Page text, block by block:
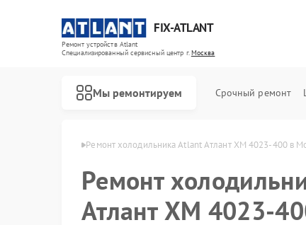
FIX-ATLANT
Ремонт устройств Atlant
Специализированный cервисный центр г.Москва
Мы ремонтируем Срочный ремонт
Atlant в Москве Ремонт холодильника Atlant Атлант ХМ 4023-400 в
Ремонт
Атлант ХМ 4023-